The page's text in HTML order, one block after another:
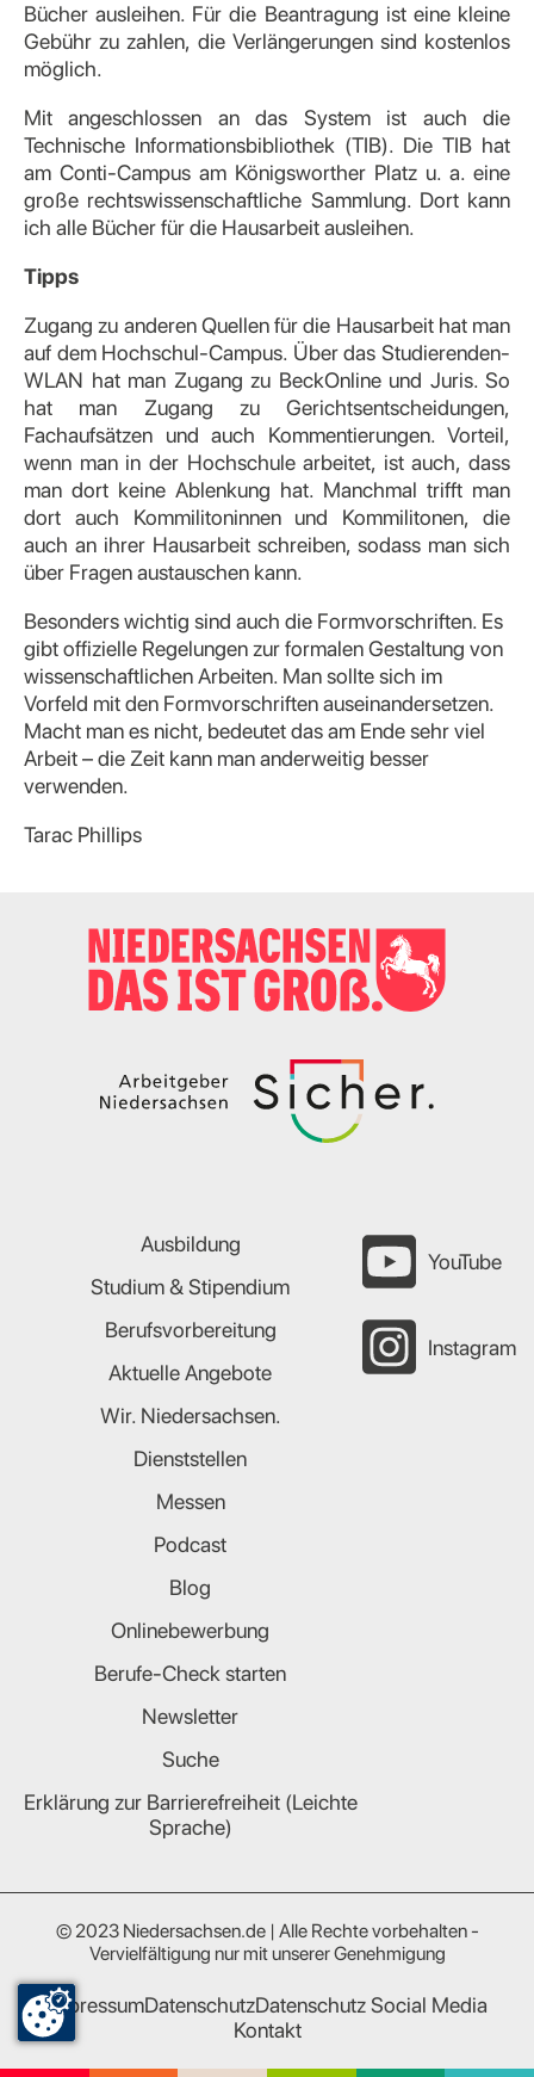
Bücher ausleihen. Für die Beantragung ist eine kleine
Gebühr zu zahlen, die Verlängerungen sind kostenlos
möglich.
Mit angeschlossen an das System ist auch die
Technische Informationsbibliothek (TIB). Die TIB hat
am Conti-Campus am Königsworther Platz u. a. eine
große rechtswissenschaftliche Sammlung. Dort kann
ich alle Bücher für die Hausarbeit ausleihen.
Tipps
Zugang zu anderen Quellen für die Hausarbeit hat man
auf dem Hochschul-Campus. Über das Studierenden-
WLAN hat man Zugang zu BeckOnline und Juris. So
hat man Zugang zu Gerichtsentscheidungen,
Fachaufsätzen und auch Kommentierungen. Vorteil,
wenn man in der Hochschule arbeitet, ist auch, dass
man dort keine Ablenkung hat. Manchmal trifft man
dort auch Kommilitoninnen und Kommilitonen, die
auch an ihrer Hausarbeit schreiben, sodass man sich
über Fragen austauschen kann.
Besonders wichtig sind auch die Formvorschriften. Es
gibt offizielle Regelungen zur formalen Gestaltung von
wissenschaftlichen Arbeiten. Man sollte sich im
Vorfeld mit den Formvorschriften auseinandersetzen.
Macht man es nicht, bedeutet das am Ende sehr viel
Arbeit – die Zeit kann man anderweitig besser
verwenden.
Tarac Phillips
Ausbildung
Studium & Stipendium
Berufsvorbereitung
Aktuelle Angebote
Wir. Niedersachsen.
Dienststellen
Messen
Podcast
Blog
Onlinebewerbung
Berufe-Check starten
Newsletter
Suche
Erklärung zur Barrierefreiheit (Leichte
Sprache)
YouTube
Instagram
© 2023 Niedersachsen.de | Alle Rechte vorbehalten -
Vervielfältigung nur mit unserer Genehmigung
ImpressumDatenschutzDatenschutz Social Media
Kontakt